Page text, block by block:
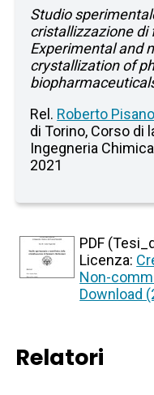
Studio
cristallizzazione di
Experimental and
crystallization of
Rel. Roberto Pisano
di Torino, Corso di
Ingegneria
2021
PDF
Licenza:
Non-
Download
Relatori